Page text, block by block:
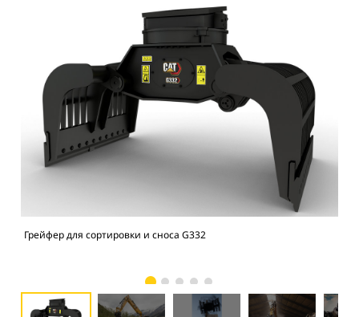
Грейфер для сортировки и сноса G332